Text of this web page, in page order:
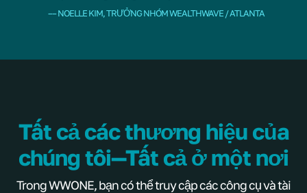
–– NOELLE KIM, TRƯỞNG NHÓM WEALTHWAVE / ATLANTA
Tất cả các thương hiệu của
chúng tôi—Tất cả ở một nơi
Trong WWONE, bạn có thể truy cập các công cụ và tài